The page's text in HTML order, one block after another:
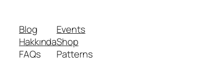
Blog
Hakkında
FAQs
Events
Shop
Patterns